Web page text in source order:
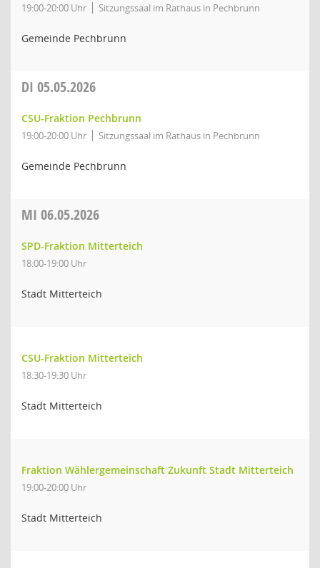
19:00-20:00 Uhr Sitzungssaal im Rathaus in Pechbrunn
Gemeinde Pechbrunn
DI 05.05.2026
CSU-Fraktion Pechbrunn
19:00-20:00 Uhr Sitzungssaal im Rathaus in Pechbrunn
Gemeinde Pechbrunn
MI 06.05.2026
SPD-Fraktion Mitterteich
18:00-19:00 Uhr
Stadt Mitterteich
CSU-Fraktion Mitterteich
18:30-19:30 Uhr
Stadt Mitterteich
Fraktion Wählergemeinschaft Zukunft Stadt Mitterteich
19:00-20:00 Uhr
Stadt Mitterteich